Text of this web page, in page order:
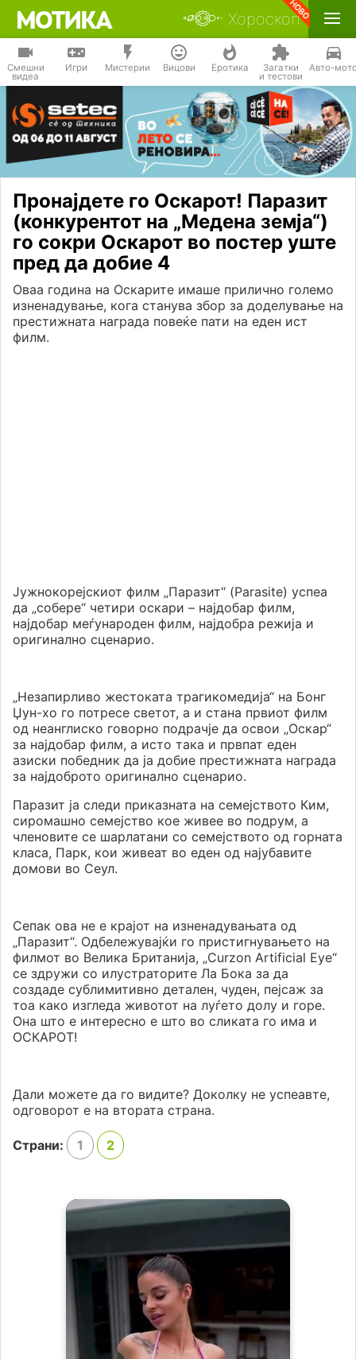
Хороскоп
Смешни
видеа
Игри Мистерии Вицови Еротика Загатки
и тестови
Авто-
Пронајдете го Оскарот! Паразит
(конкурентот на „Медена земја“)
го сокри Оскарот во постер уште
пред да добие 4
Оваа година на Оскарите имаше прилично големо
изненадување, кога станува збор за доделување на
престижната награда повеќе пати на еден ист
филм.
Јужнокорејскиот филм „Паразит“ (Parasite) успеа
да „собере“ четири оскари – најдобар филм,
најдобар меѓународен филм, најдобра режија и
оригинално сценарио.
„Незапирливо жестоката трагикомедија“ на Бонг
Џун-хо го потресе светот, а и стана првиот филм
од неанглиско говорно подрачје да освои „Оскар“
за најдобар филм, а исто така и првпат еден
азиски победник да ја добие престижната награда
за најдоброто оригинално сценарио.
Паразит ја следи приказната на семејството Ким,
сиромашно семејство кое живее во подрум, а
членовите се шарлатани со семејството од горната
класа, Парк, кои живеат во еден од најубавите
домови во Сеул.
Сепак ова не е крајот на изненадувањата од
„Паразит“. Одбележувајќи го пристигнувањето на
филмот во Велика Британија, „Curzon Artificial Eye“
се здружи со илустраторите Ла Бока за да
создаде сублимитивно детален, чуден, пејсаж за
тоа како изгледа животот на луѓето долу и горе.
Она што е интересно е што во сликата го има и
ОСКАРОТ!
Дали можете да го видите? Доколку не успеавте,
одговорот е на втората страна.
Страни: 1 2